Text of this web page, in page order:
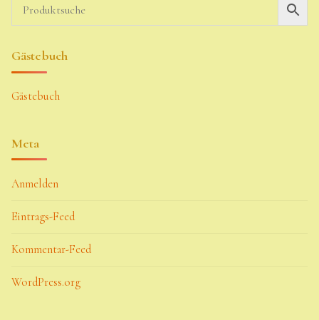
Gästebuch
Gästebuch
Meta
Anmelden
Eintrags-Feed
Kommentar-Feed
WordPress.org